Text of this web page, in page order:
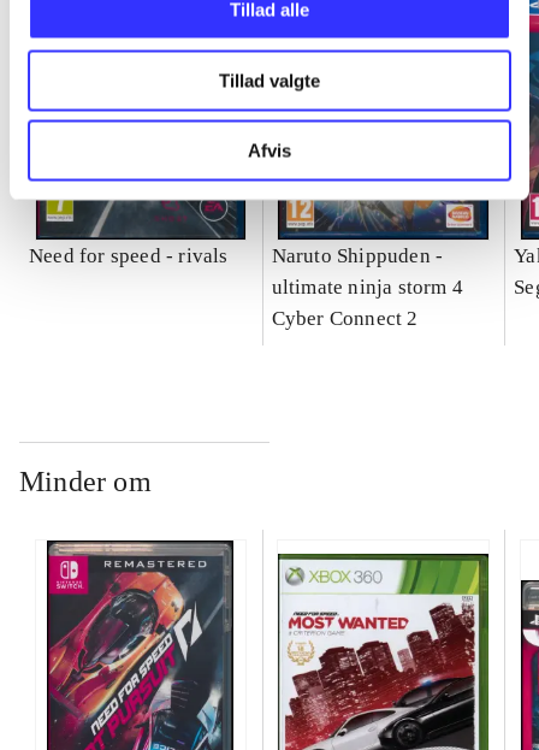
Tillad alle
Tillad valgte
Afvis
Need for speed - rivals
Naruto Shippuden -
ultimate ninja storm 4
Cyber Connect 2
Minder om